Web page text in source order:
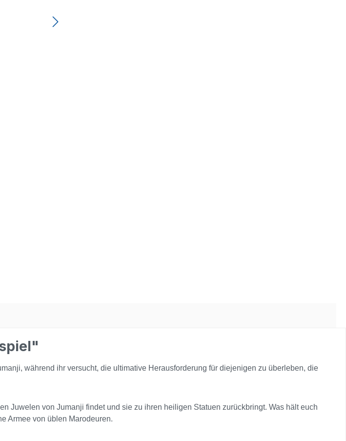
während ihr versucht, die ultimative Herausforderung für diejenigen zu überleben, die
Juwelen von Jumanji findet und sie zu ihren heiligen Statuen zurückbringt. Was hält euch
Armee von üblen Marodeuren.